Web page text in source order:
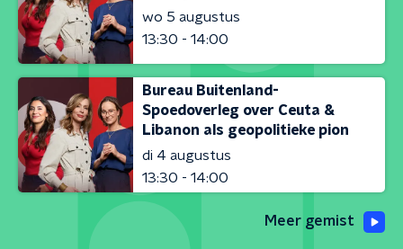
wo 5 augustus
13:30 - 14:00
Bureau Buitenland-
Spoedoverleg over Ceuta &
Libanon als geopolitieke pion
di 4 augustus
13:30 - 14:00
Meer gemist